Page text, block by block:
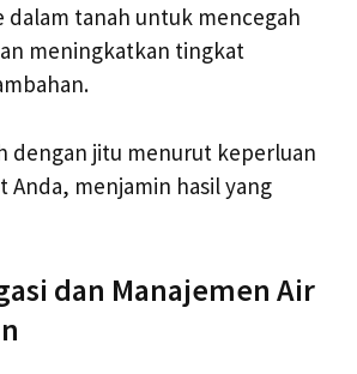
dalam tanah untuk mencegah
meningkatkan tingkat
dengan jitu menurut keperluan
Anda, menjamin hasil yang
dan Manajemen Air